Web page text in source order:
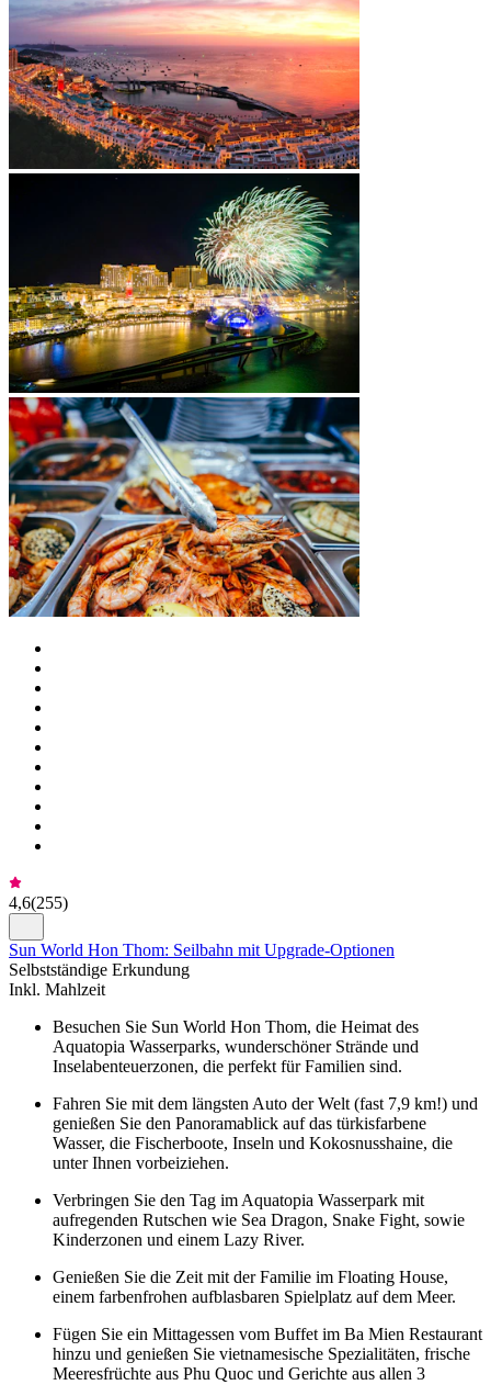
4,6(255)
Sun World Hon Thom: Seilbahn mit Upgrade-Optionen
Selbstständige Erkundung
Inkl. Mahlzeit
Besuchen Sie Sun World Hon Thom, die Heimat des
Aquatopia Wasserparks, wunderschöner Strände und
Inselabenteuerzonen, die perfekt für Familien sind.
Fahren Sie mit dem längsten Auto der Welt (fast 7,9 km!) und
genießen Sie den Panoramablick auf das türkisfarbene
Wasser, die Fischerboote, Inseln und Kokosnusshaine, die
unter Ihnen vorbeiziehen.
Verbringen Sie den Tag im Aquatopia Wasserpark mit
aufregenden Rutschen wie Sea Dragon, Snake Fight, sowie
Kinderzonen und einem Lazy River.
Genießen Sie die Zeit mit der Familie im Floating House,
einem farbenfrohen aufblasbaren Spielplatz auf dem Meer.
Fügen Sie ein Mittagessen vom Buffet im Ba Mien Restaurant
hinzu und genießen Sie vietnamesische Spezialitäten, frische
Meeresfrüchte aus Phu Quoc und Gerichte aus allen 3